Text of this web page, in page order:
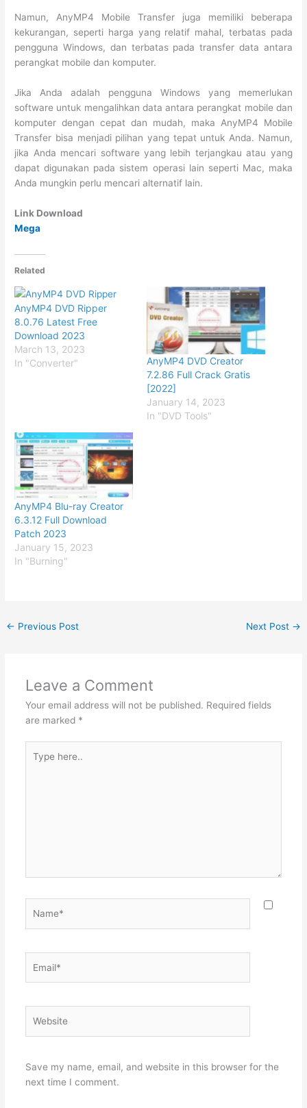
Namun, AnyMP4 Mobile Transfer juga memiliki beberapa
kekurangan, seperti harga yang relatif mahal, terbatas pada
pengguna Windows, dan terbatas pada transfer data antara
perangkat mobile dan komputer.
Jika Anda adalah pengguna Windows yang memerlukan
software untuk mengalihkan data antara perangkat mobile dan
komputer dengan cepat dan mudah, maka AnyMP4 Mobile
Transfer bisa menjadi pilihan yang tepat untuk Anda. Namun,
jika Anda mencari software yang lebih terjangkau atau yang
dapat digunakan pada sistem operasi lain seperti Mac, maka
Anda mungkin perlu mencari alternatif lain.
Link Download
Mega
Related
AnyMP4 DVD Ripper
8.0.76 Latest Free
Download 2023
March 13, 2023
In "Converter"
AnyMP4 DVD Creator
7.2.86 Full Crack Gratis
[2022]
January 14, 2023
In "DVD Tools"
AnyMP4 Blu-ray Creator
6.3.12 Full Download
Patch 2023
January 15, 2023
In "Burning"
← Previous Post Next Post →
Leave a Comment
Your email address will not be published. Required fields
are marked *
here..
Save my name, email, and website in this browser for the
next time I comment.